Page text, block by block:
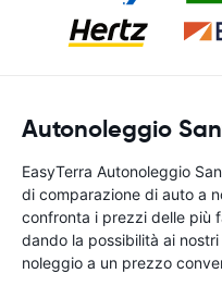
Autonoleggio
EasyTerra Autonoleggio
di comparazione di auto a
confronta i prezzi delle più
dando la possibilità ai
noleggio a un prezzo